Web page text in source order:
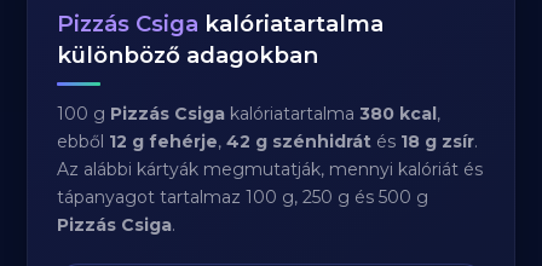
Pizzás Csiga kalóriatartalma
különböző adagokban
100 g Pizzás Csiga kalóriatartalma380 kcal,
ebből 12 g fehérje,42 g szénhidrát és 18 g zsír.
Az alábbi kártyák megmutatják, mennyi kalóriát és
tápanyagot tartalmaz 100 g, 250 g és 500 g
Pizzás Csiga.